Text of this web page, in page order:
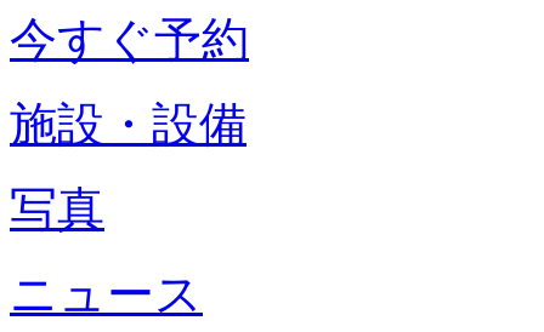
今すぐ予約
施設・設備
写真
ニュース